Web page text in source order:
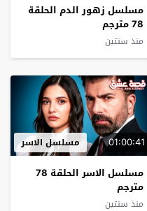
مسلسل زهور الدم الحلقة
78 مترجم
منذ سنتين
01:00:41 مسلسل الاسر
مسلسل الاسر الحلقة 78
مترجم
منذ سنتين